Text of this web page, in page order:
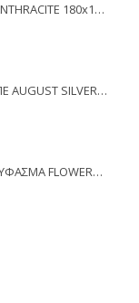
ΚΟΥΡΤΙΝΑ ΜΠΑΝΙΟΥ BEVERLY ANTHRACITE 180x185 GUY LAROCHE
ΑΝΩΣΤΡΩΜΑ ΤΡΙΘΕΣΙΟΥ ΚΑΝΑΠΕ AUGUST SILVER 90X210 MELINEN HOME
ΚΟΥΔΟΥΝΙΣΤΡΑ ΑΠΟ ΒΕΛΟΥΤΕ ΥΦΑΣΜΑ FLOWERS COLLECTION PINK MIFFY